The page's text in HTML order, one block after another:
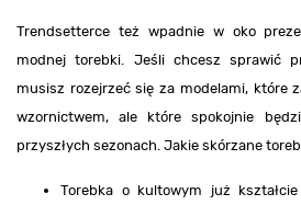
Trendsetterce też wpadnie w oko
modnej torebki. Jeśli chcesz sprawić
musisz rozejrzeć się za modelami, które
wzornictwem, ale które spokojnie
przyszłych sezonach. Jakie skórzane
Torebka o kultowym już